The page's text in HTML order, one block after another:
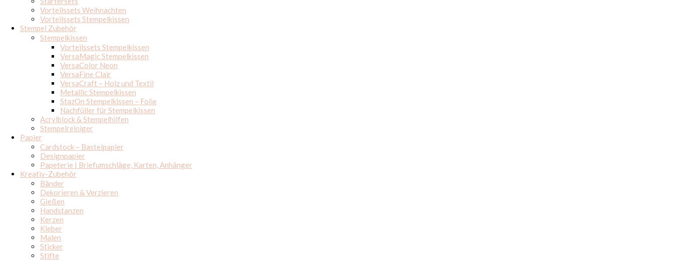
Vorteilssets Weihnachten
Vorteilssets Stempelkissen
Stempel Zubehör
Stempelkissen
Vorteilssets Stempelkissen
VersaMagic Stempelkissen
VersaColor Neon
VersaFine Clair
VersaCraft – Holz und Textil
Metallic Stempelkissen
StazOn Stempelkissen – Folie
Nachfüller für Stempelkissen
Acrylblock & Stempelhilfen
Stempelreiniger
Papier
Cardstock – Bastelpapier
Designpapier
Papeterie | Briefumschläge, Karten, Anhänger
Kreativ-Zubehör
Bänder
Dekorieren & Verzieren
Gießen
Handstanzen
Kerzen
Kleber
Malen
Sticker
Stifte